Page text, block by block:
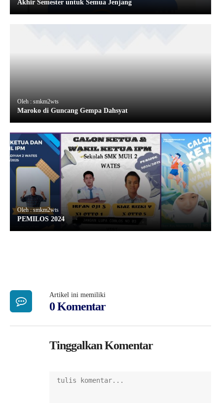
Akhir Semester untuk Semua Jenjang
Oleh : smkm2wts
Maroko di Guncang Gempa Dahsyat
Oleh : smkm2wts
PEMILOS 2024
Artikel ini memiliki
0 Komentar
Tinggalkan Komentar